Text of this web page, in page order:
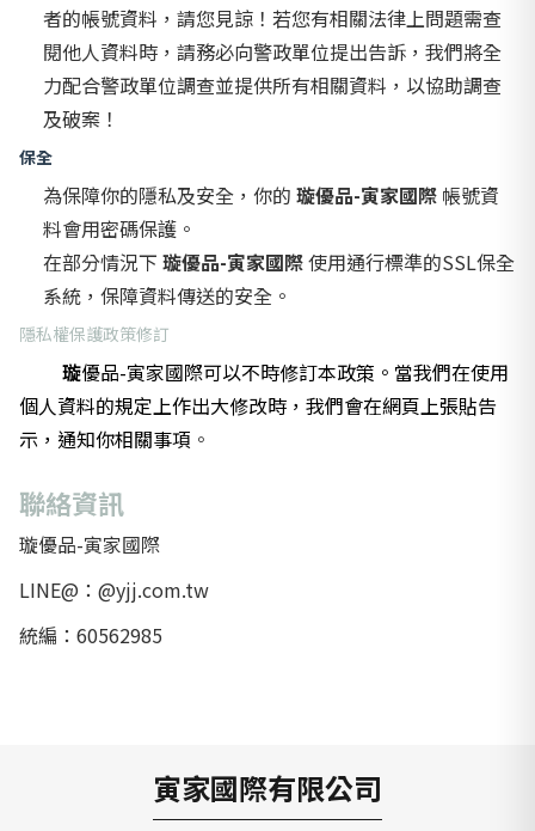
者的帳號資料，請您見諒！若您有相關法律上問題需查
閱他人資料時，請務必向警政單位提出告訴，我們將全
力配合警政單位調查並提供所有相關資料，以協助調查
及破案！
保全
為保障你的隱私及安全，你的 璇優品-寅家國際 帳號資
料會用密碼保護。
在部分情況下 璇優品-寅家國際使用通行標準的SSL保全
系統，保障資料傳送的安全。
隱私權保護政策修訂
璇優品-寅家國際可以不時修訂本政策。當我們在使用
個人資料的規定上作出大修改時，我們會在網頁上張貼告
示，通知你相關事項 。
聯絡資訊
璇優品-寅家國際
LINE@：@yjj.com.tw
統編：60562985
寅家國際有限公司